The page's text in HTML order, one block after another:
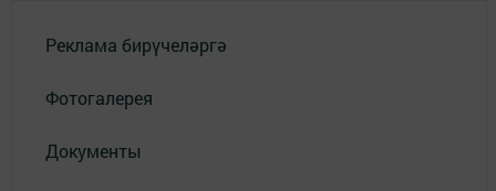
Реклама бирүчеләргә
Фотогалерея
Документы